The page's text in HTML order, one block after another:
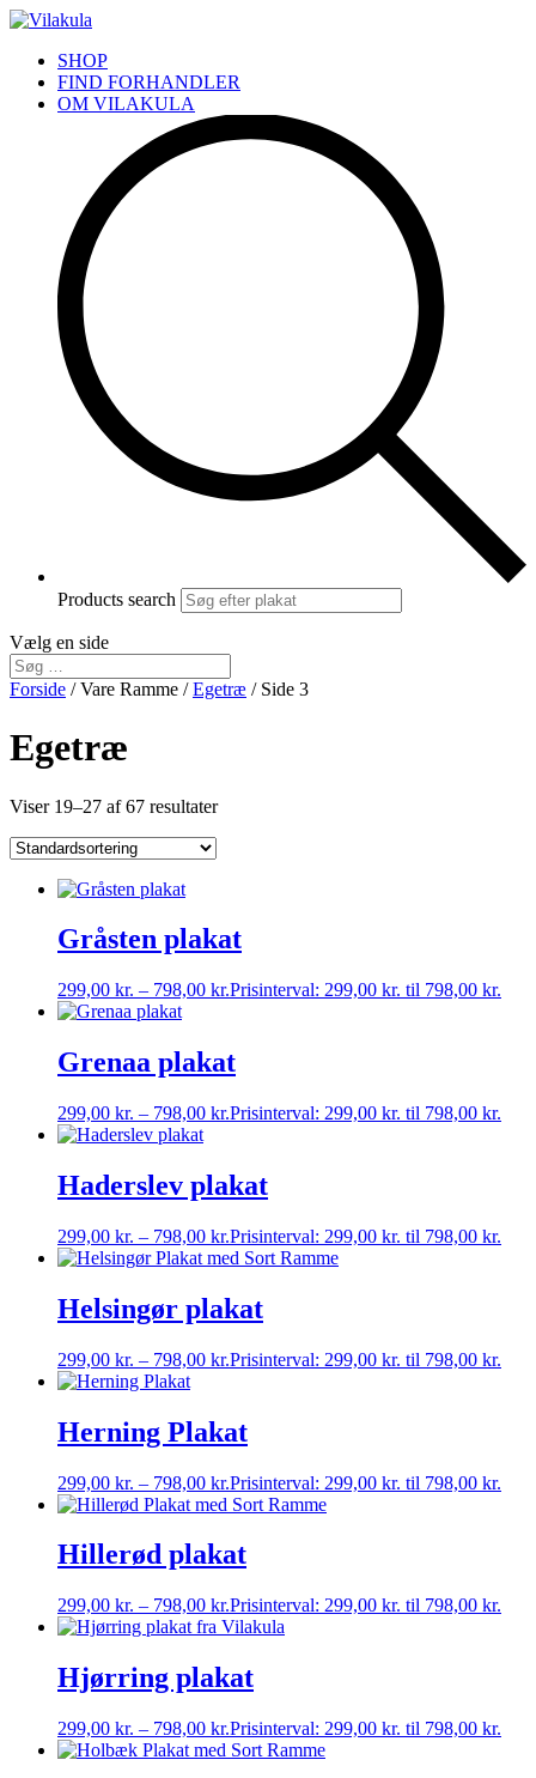
SHOP
FIND FORHANDLER
OM VILAKULA
Products search
Vælg en side
Forside / Vare Ramme /Egetræ / Side 3
Egetræ
Viser 19–27 af 67 resultater
Gråsten plakat
299,00 kr. – 798,00 kr.Prisinterval: 299,00 kr. til 798,00 kr.
Grenaa plakat
299,00 kr. – 798,00 kr.Prisinterval: 299,00 kr. til 798,00 kr.
Haderslev plakat
299,00 kr. – 798,00 kr.Prisinterval: 299,00 kr. til 798,00 kr.
Helsingør plakat
299,00 kr. – 798,00 kr.Prisinterval: 299,00 kr. til 798,00 kr.
Herning Plakat
299,00 kr. – 798,00 kr.Prisinterval: 299,00 kr. til 798,00 kr.
Hillerød plakat
299,00 kr. – 798,00 kr.Prisinterval: 299,00 kr. til 798,00 kr.
Hjørring plakat
299,00 kr. – 798,00 kr.Prisinterval: 299,00 kr. til 798,00 kr.